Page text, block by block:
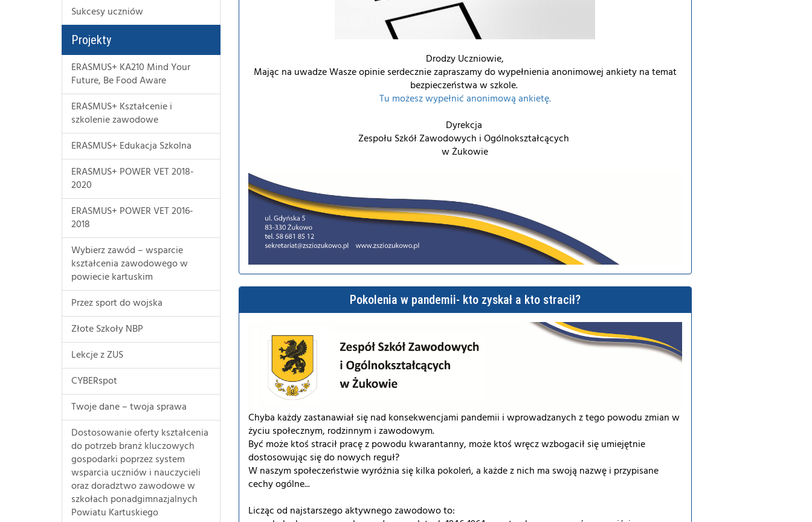
Sukcesy uczniów
Projekty
ERASMUS+ KA210 Mind Your
Future, Be Food Aware
ERASMUS+ Kształcenie i
szkolenie zawodowe
ERASMUS+ Edukacja Szkolna
ERASMUS+ POWER VET 2018-
2020
ERASMUS+ POWER VET 2016-
2018
Wybierz zawód – wsparcie
kształcenia zawodowego w
powiecie kartuskim
Przez sport do wojska
Złote Szkoły NBP
Lekcje z ZUS
CYBERspot
Twoje dane – twoja sprawa
Dostosowanie oferty kształcenia
do potrzeb branż kluczowych
gospodarki poprzez system
wsparcia uczniów i nauczycieli
oraz doradztwo zawodowe w
szkołach ponadgimnazjalnych
Powiatu Kartuskiego
Drodzy Uczniowie,
Mając na uwadze Wasze opinie serdecznie zapraszamy do wypełnienia anonimowej ankiety na temat
bezpieczeństwa w szkole.
Tu możesz wypełnić anonimową ankietę.
Dyrekcja
Zespołu Szkół Zawodowych i Ogólnokształcących
w Żukowie
Pokolenia w pandemii- kto zyskał a kto stracił?
Chyba każdy zastanawiał się nad konsekwencjami pandemii i wprowadzanych z tego powodu zmian w
życiu społecznym, rodzinnym i zawodowym.
Być może ktoś stracił pracę z powodu kwarantanny, może ktoś wręcz wzbogacił się umiejętnie
dostosowując się do nowych reguł?
W naszym społeczeństwie wyróżnia się kilka pokoleń, a każde z nich ma swoją nazwę i przypisane
cechy ogólne...
Licząc od najstarszego aktywnego zawodowo to: